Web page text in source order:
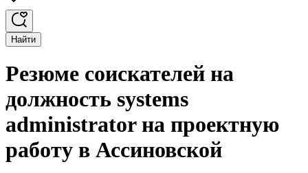
Найти
Резюме соискателей на
должность systems
administrator на проектную
работу в Ассиновской